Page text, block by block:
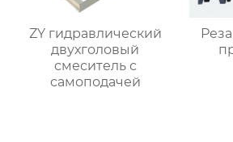
ZY гидравлический
двухголовый
смеситель с
самоподачей